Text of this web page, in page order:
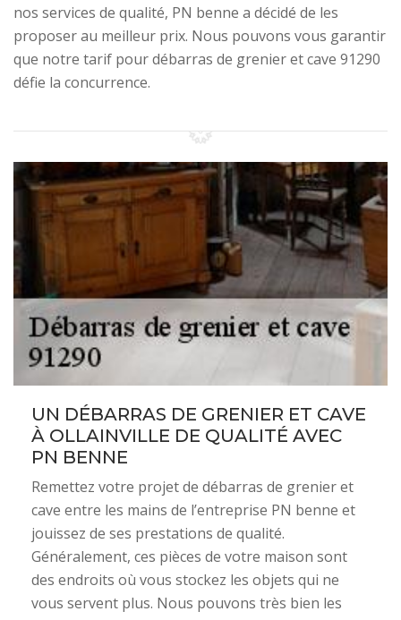
nos services de qualité, PN benne a décidé de les
proposer au meilleur prix. Nous pouvons vous garantir
que notre tarif pour débarras de grenier et cave 91290
défie la concurrence.
UN DÉBARRAS DE GRENIER ET CAVE
À OLLAINVILLE DE QUALITÉ AVEC
PN BENNE
Remettez votre projet de débarras de grenier et
cave entre les mains de l’entreprise PN benne et
jouissez de ses prestations de qualité.
Généralement, ces pièces de votre maison sont
des endroits où vous stockez les objets qui ne
vous servent plus. Nous pouvons très bien les